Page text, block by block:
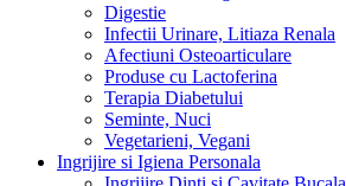
Digestie
Infectii Urinare, Litiaza Renala
Afectiuni Osteoarticulare
Produse cu Lactoferina
Terapia Diabetului
Seminte, Nuci
Vegetarieni, Vegani
Ingrijire si Igiena Personala